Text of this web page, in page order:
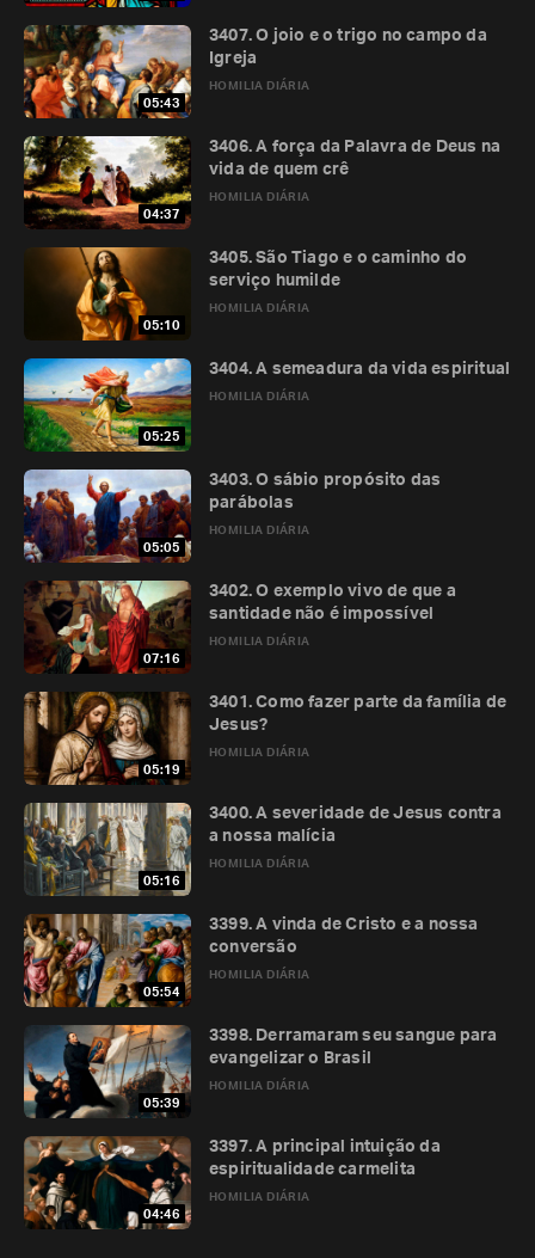
05:43
HOMILIA DIÁRIA
3407. O joio e o trigo no campo da
Igreja
04:37
HOMILIA DIÁRIA
3406. A força da Palavra de Deus na
vida de quem crê
05:10
HOMILIA DIÁRIA
3405. São Tiago e o caminho do
serviço humilde
05:25
HOMILIA DIÁRIA
3404. A semeadura da vida espiritual
05:05
HOMILIA DIÁRIA
3403. O sábio propósito das
parábolas
07:16
HOMILIA DIÁRIA
3402. O exemplo vivo de que a
santidade não é impossível
05:19
HOMILIA DIÁRIA
3401. Como fazer parte da família de
Jesus?
05:16
HOMILIA DIÁRIA
3400. A severidade de Jesus contra
a nossa malícia
05:54
HOMILIA DIÁRIA
3399. A vinda de Cristo e a nossa
conversão
05:39
HOMILIA DIÁRIA
3398. Derramaram seu sangue para
evangelizar o Brasil
04:46
HOMILIA DIÁRIA
3397. A principal intuição da
espiritualidade carmelita